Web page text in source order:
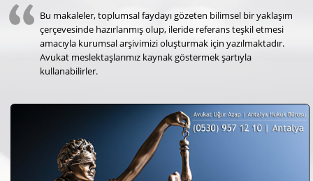
Bu makaleler, toplumsal faydayı gözeten bilimsel bir yaklaşım
çerçevesinde hazırlanmış olup, ileride referans teşkil etmesi
amacıyla kurumsal arşivimizi oluşturmak için yazılmaktadır.
Avukat meslektaşlarımız kaynak göstermek şartıyla
kullanabilirler.